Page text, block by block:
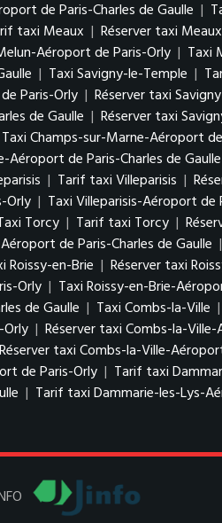
de Paris-Charles de Gaulle |
taxi Meaux | Réserver taxi Meaux
Aéroport de Paris-Orly | Taxi
| Taxi Savigny-le-Temple |
Paris-Orly | Réserver taxi
de Gaulle | Réserver taxi
Taxi Champs-sur-Marne-Aéroport
Aéroport de Paris-Charles de Gaulle
| Tarif taxi Villeparisis |
Orly | Taxi Villeparisis-Aéroport de
Torcy | Tarif taxi Torcy |
de Paris-Charles de Gaulle |
Roissy-en-Brie | Réserver taxi
Orly | Taxi Roissy-en-Brie-
de Gaulle | Taxi Combs-la-Ville |
| Réserver taxi Combs-la-
Réserver taxi Combs-la-Ville-
de Paris-Orly | Tarif taxi
| Tarif taxi Dammarie-les-Lys-